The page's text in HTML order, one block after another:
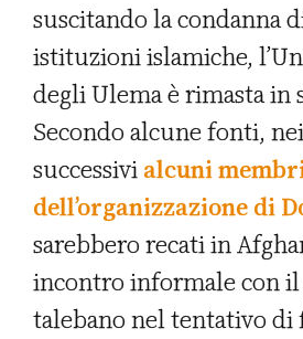
suscitando la condanna
istituzioni islamiche,
degli Ulema è rimasta in
Secondo alcune fonti,
successivialcuni
dell’organizzazione di
sarebbero recati in
incontro informale con
talebano nel tentativo